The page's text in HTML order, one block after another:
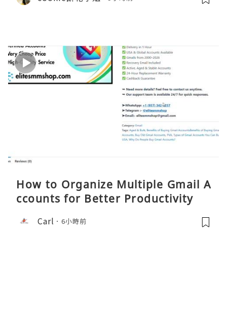
How to Organize Multiple Gmail A
ccounts for Better Productivity
Carl 6小時前